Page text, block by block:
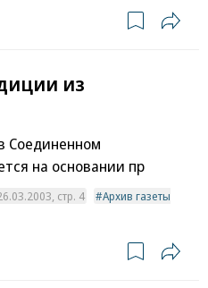
из
Соединенном
на основании пр
стр. 4
Архив газеты